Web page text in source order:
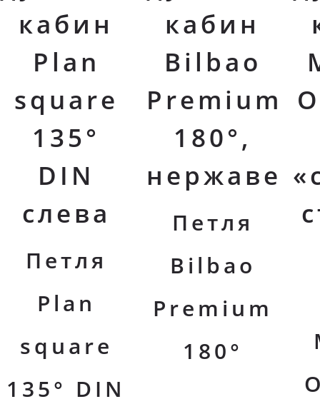
кабин
Plan
square
135°
DIN
слева
Петля
Plan
square
135° DIN
кабин
Bilbao
Premium
180°,
Петля
Bilbao
Premium
180°